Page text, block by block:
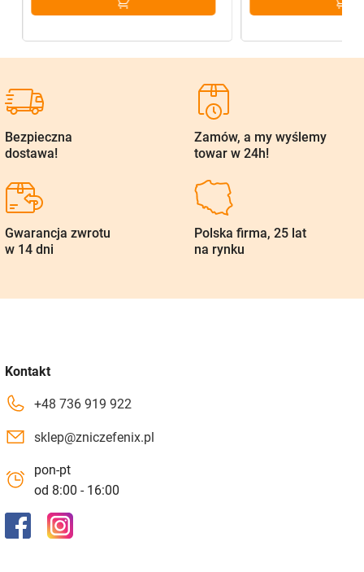
Bezpieczna
dostawa!
Zamów, a my wyślemy
towar w 24h!
Gwarancja zwrotu
w 14 dni
Polska firma, 25 lat
na rynku
Kontakt
+48 736 919 922
sklep@zniczefenix.pl
pon-pt
od 8:00 - 16:00